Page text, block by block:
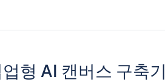
형 AI 캔버스 구축기